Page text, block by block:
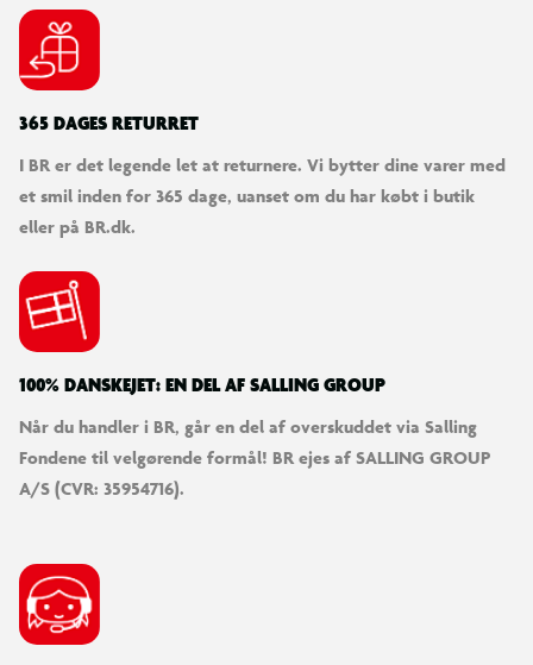
Byggesæt med F1 ACADEMY™ LEGO® racerbil
ACADEMY™ LEGO® racerbil med 1 kvindelig minifigur.
365 DAGES RETURRET
I BR er det legende let at returnere. Vi bytter dine varer med
et smil inden for 365 dage, uanset om du har købt i butik
eller på BR.dk.
100% DANSKEJET: EN DEL AF SALLING GROUP
Når du handler i BR, går en del af overskuddet via Salling
Fondene til velgørende formål! BR ejes af SALLING GROUP
A/S (CVR: 35954716).